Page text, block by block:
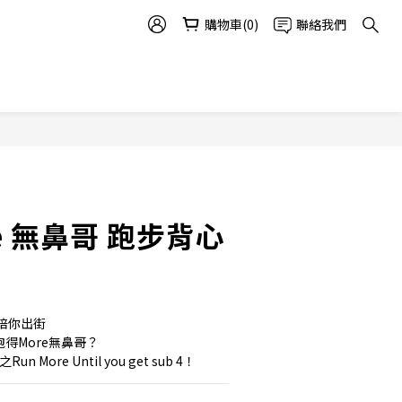
購物車(0) 聯絡我們
鼻哥 跑步背心
你出街
More無鼻哥？
Run More Until you get sub 4！